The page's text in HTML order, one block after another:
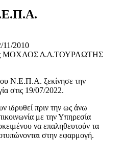
11/2010
ΜΟΧΛΟΣ Δ.Δ.ΤΟΥΡΛΩΤΗΣ
Ν.Ε.Π.Α. ξεκίνησε την
στις 19/07/2022.
ιδρυθεί πριν την ως άνω
με την Υπηρεσία
να επαληθευτούν τα
στην εφαρμογή.